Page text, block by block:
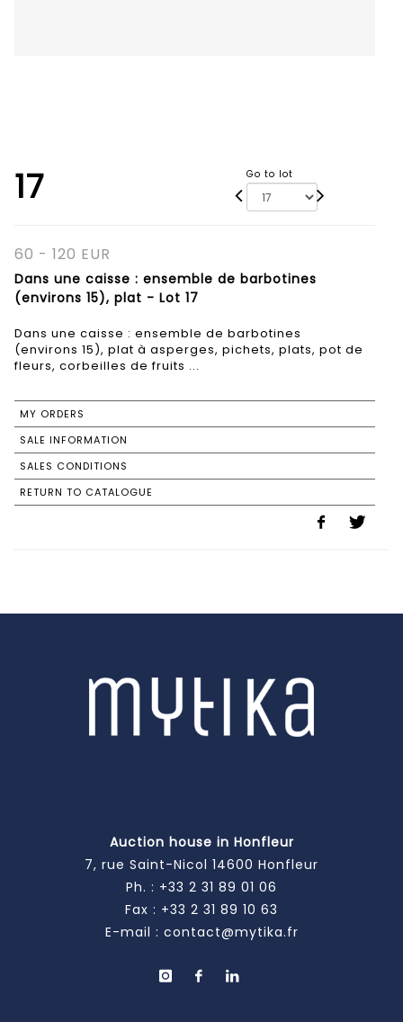
17 Go to lot
60 - 120 EUR
Dans une caisse : ensemble de barbotines
(environs 15), plat - Lot 17
Dans une caisse : ensemble de barbotines
(environs 15), plat à asperges, pichets, plats, pot de
fleurs, corbeilles de fruits ...
MY ORDERS
SALE INFORMATION
SALES CONDITIONS
RETURN TO CATALOGUE
Auction house in Honfleur
7, rue Saint-Nicol 14600 Honfleur
Ph. : +33 2 31 89 01 06
Fax : +33 2 31 89 10 63
E-mail : contact@mytika.fr